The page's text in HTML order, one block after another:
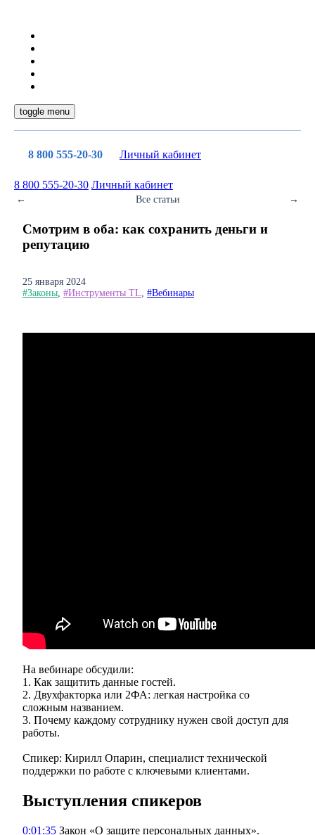
toggle menu
8 800 555-20-30 Личный кабинет
8 800 555-20-30 Личный кабинет
← Все статьи →
Смотрим в оба: как сохранить деньги и
репутацию
25 января 2024
#Законы, #Инструменты TL, #Вебинары
На вебинаре обсудили:
1. Как защитить данные гостей.
2. Двухфакторка или 2ФА: легкая настройка со
сложным названием.
3. Почему каждому сотруднику нужен свой доступ для
работы.
Спикер: Кирилл Опарин, специалист технической
поддержки по работе с ключевыми клиентами.
Выступления спикеров
0:01:35 Закон «О защите персональных данных».